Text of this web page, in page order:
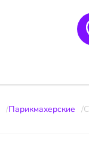
Парикмахерские